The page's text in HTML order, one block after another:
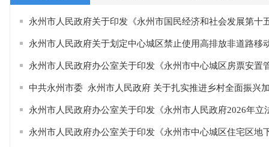
永州市人民政府关于印发《永州市国民经济和社会发展第十
永州市人民政府关于划定中心城区禁止使用高排放非道路移
永州市人民政府办公室关于印发《永州市中心城区房票安置
中共永州市委 永州市人民政府 关于扎实推进乡村全面振兴
永州市人民政府办公室关于印发《永州市人民政府2026年立
永州市人民政府办公室关于印发《永州市中心城区住宅区地